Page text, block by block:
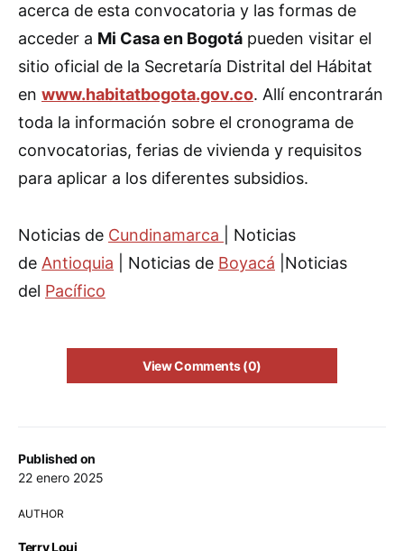
Published on
22 enero 2025
AUTHOR
Terry Loui
acerca de esta convocatoria y las formas de
acceder a Mi Casa en Bogotá pueden visitar el
sitio oficial de la Secretaría Distrital del Hábitat
en www.habitatbogota.gov.co. Allí encontrarán
toda la información sobre el cronograma de
convocatorias, ferias de vivienda y requisitos
para aplicar a los diferentes subsidios.
Noticias de Cundinamarca
| Noticias
de Antioquia | Noticias de Boyacá |Noticias
del Pacífico
View Comments (0)